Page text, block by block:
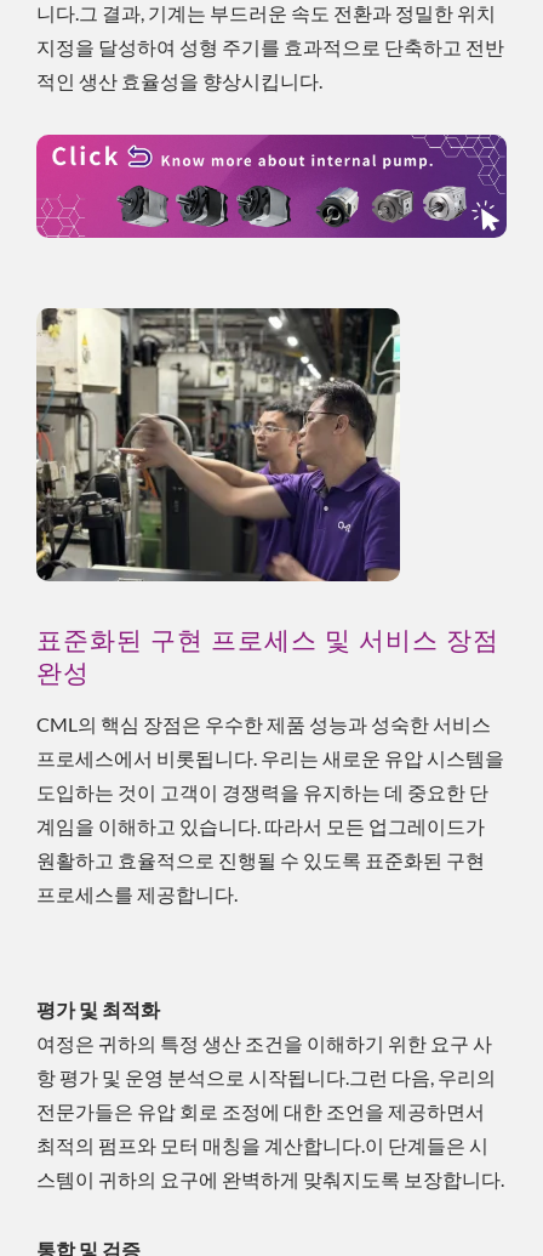
니다.그 결과, 기계는 부드러운 속도 전환과 정밀한 위치
지정을 달성하여 성형 주기를 효과적으로 단축하고 전반
적인 생산 효율성을 향상시킵니다.
표준화된 구현 프로세스 및 서비스 장점
완성
CML의 핵심 장점은 우수한 제품 성능과 성숙한 서비스
프로세스에서 비롯됩니다. 우리는 새로운 유압 시스템을
도입하는 것이 고객이 경쟁력을 유지하는 데 중요한 단
계임을 이해하고 있습니다. 따라서 모든 업그레이드가
원활하고 효율적으로 진행될 수 있도록 표준화된 구현
프로세스를 제공합니다.
평가 및 최적화
여정은 귀하의 특정 생산 조건을 이해하기 위한 요구 사
항 평가 및 운영 분석으로 시작됩니다.그런 다음, 우리의
전문가들은 유압 회로 조정에 대한 조언을 제공하면서
최적의 펌프와 모터 매칭을 계산합니다.이 단계들은 시
스템이 귀하의 요구에 완벽하게 맞춰지도록 보장합니다.
통합 및 검증